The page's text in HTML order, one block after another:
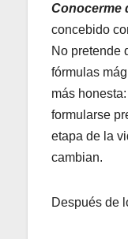
Conocerme
concebido
No pretende
fórmulas
más
formularse
etapa de la
cambian.
Después de